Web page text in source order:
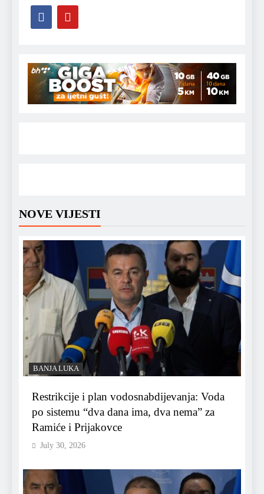
NOVE VIJESTI
BANJA LUKA
Restrikcije i plan vodosnabdijevanja: Voda
po sistemu “dva dana ima, dva nema” za
Ramiće i Prijakovce
July 30, 2026